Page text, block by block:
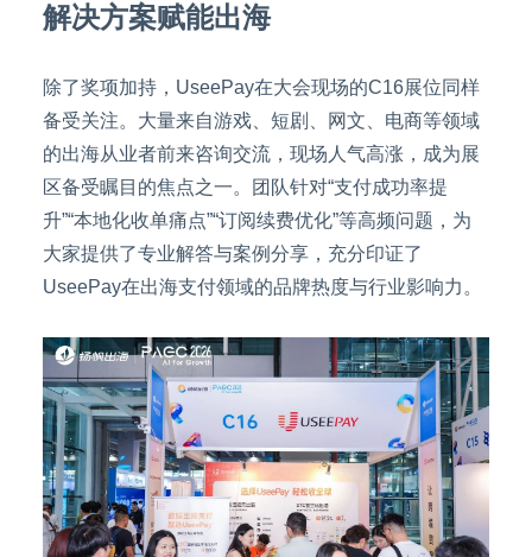
解决方案赋能出海
除了奖项加持，UseePay在大会现场的C16展位同样
备受关注。大量来自游戏、短剧、网文、电商等领域
的出海从业者前来咨询交流，现场人气高涨，成为展
区备受瞩目的焦点之一。团队针对“支付成功率提
升”“本地化收单痛点”“订阅续费优化”等高频问题，为
大家提供了专业解答与案例分享，充分印证了
UseePay在出海支付领域的品牌热度与行业影响力。